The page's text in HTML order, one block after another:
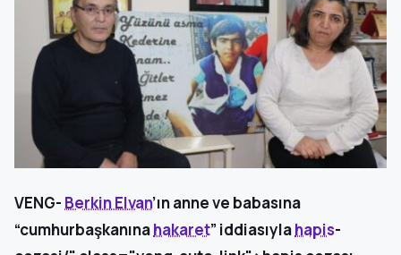
VENG- Berkin Elvan’ın anne ve babasına
“cumhurbaşkanınahakaret” iddiasıylahapis-